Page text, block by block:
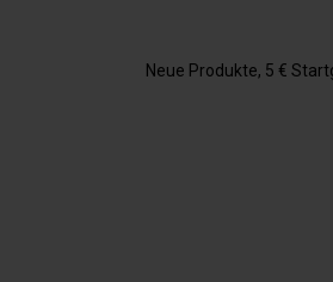
Neue Produkte, 5 €